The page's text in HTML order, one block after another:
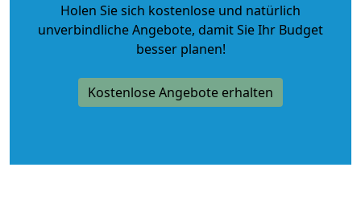
Holen Sie sich kostenlose und natürlich
unverbindliche Angebote, damit Sie Ihr Budget
besser planen!
Kostenlose Angebote erhalten